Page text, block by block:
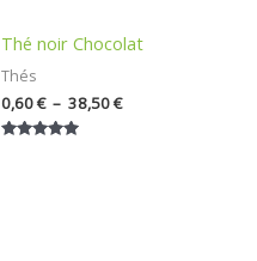
Thé noir Chocolat
Thés
0,60€ – 38,50€